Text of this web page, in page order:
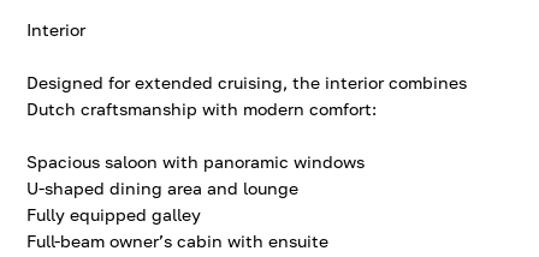
Interior
Designed for extended cruising, the interior combines
Dutch craftsmanship with modern comfort:
Spacious saloon with panoramic windows
U-shaped dining area and lounge
Fully equipped galley
Full-beam owner’s cabin with ensuite